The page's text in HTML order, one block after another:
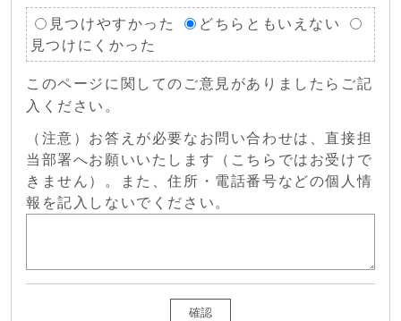
見つけやすかった
どちらともいえない
見つけにくかった
このページに関してのご意見がありましたらご記
入ください。
（注意）お答えが必要なお問い合わせは、直接担
当部署へお願いいたします（こちらではお受けで
きません）。また、住所・電話番号などの個人情
報を記入しないでください。
確認